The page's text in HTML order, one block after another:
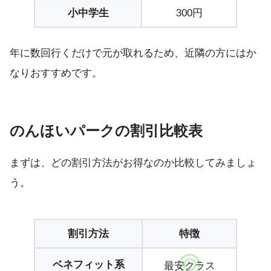
小中学生 300円
年に数回行くだけで元が取れるため、近隣の方にはか
なりおすすめです。
のんほいパークの割引比較表
まずは、どの割引方法がお得なのか比較してみましょ
う。
割引方法 特徴
ベネフィット系 最安クラス